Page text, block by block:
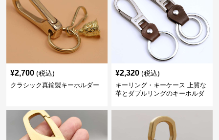
¥2,700 (税込)
クラシック真鍮製キーホルダー
¥2,320 (税込)
キーリング・キーケース 上質な
革とダブルリングのキーホルダ